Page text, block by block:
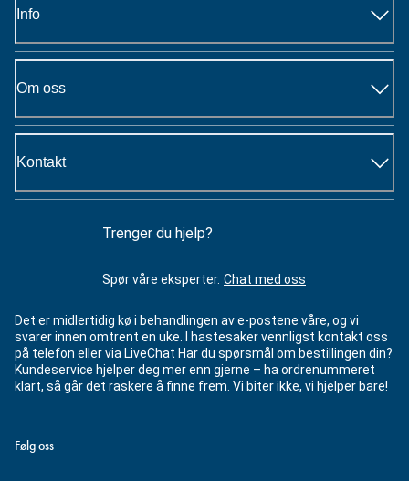
Info
Om oss
Kontakt
Trenger du hjelp?
Spør våre eksperter. Chat med oss
Det er midlertidig kø i behandlingen av e-postene våre, og vi
svarer innen omtrent en uke. I hastesaker vennligst kontakt oss
på telefon eller via LiveChat Har du spørsmål om bestillingen din?
Kundeservice hjelper deg mer enn gjerne – ha ordrenummeret
klart, så går det raskere å finne frem. Vi biter ikke, vi hjelper bare!
Følg oss